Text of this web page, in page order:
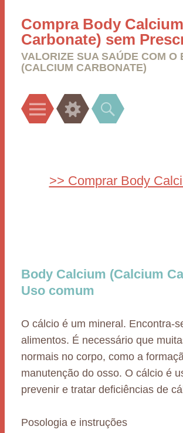
Compra Body
Carbonate) sem
VALORIZE SUA SAÚDE COM O
(CALCIUM CARBONATE)
Menu Widgets Search
>> Comprar Body
Body Calcium (Calcium
Uso comum
O cálcio é um mineral. Encontra-
alimentos. É necessário que
normais no corpo, como a
manutenção do osso. O cálcio é
prevenir e tratar deficiências de
Posologia e instruções